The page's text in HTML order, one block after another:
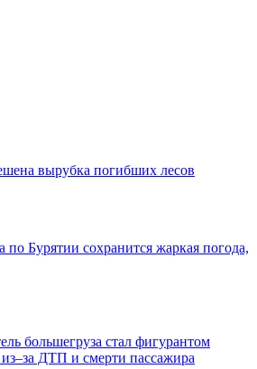
вырубка погибших лесов
по Бурятии сохранится жаркая погода,
большегруза стал фигурантом
из–за ДТП и смерти пассажира